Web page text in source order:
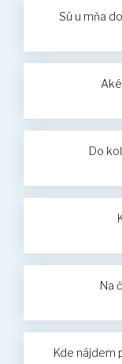
Sú u mňa
Do
Na
Kde nájdem